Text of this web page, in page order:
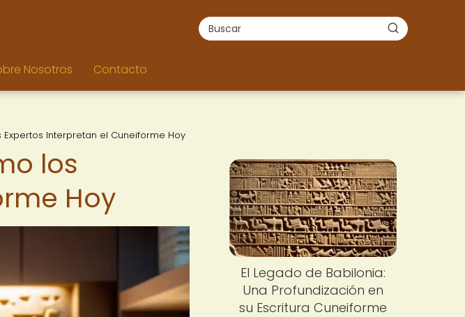
Nosotros Contacto
Interpretan el Cuneiforme Hoy
los
Hoy
El Legado de Babilonia:
Una Profundización en
su Escritura Cuneiforme